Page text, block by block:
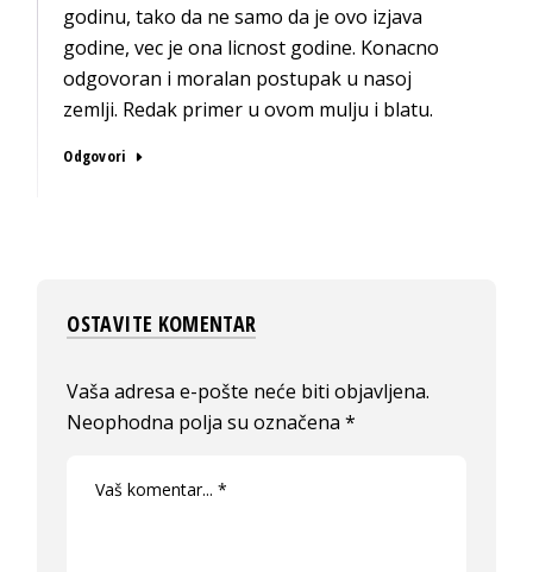
godinu, tako da ne samo da je ovo izjava
godine, vec je ona licnost godine. Konacno
odgovoran i moralan postupak u nasoj
zemlji. Redak primer u ovom mulju i blatu.
Odgovori
OSTAVITE KOMENTAR
Vaša adresa e-pošte neće biti objavljena.
Neophodna polja su označena*